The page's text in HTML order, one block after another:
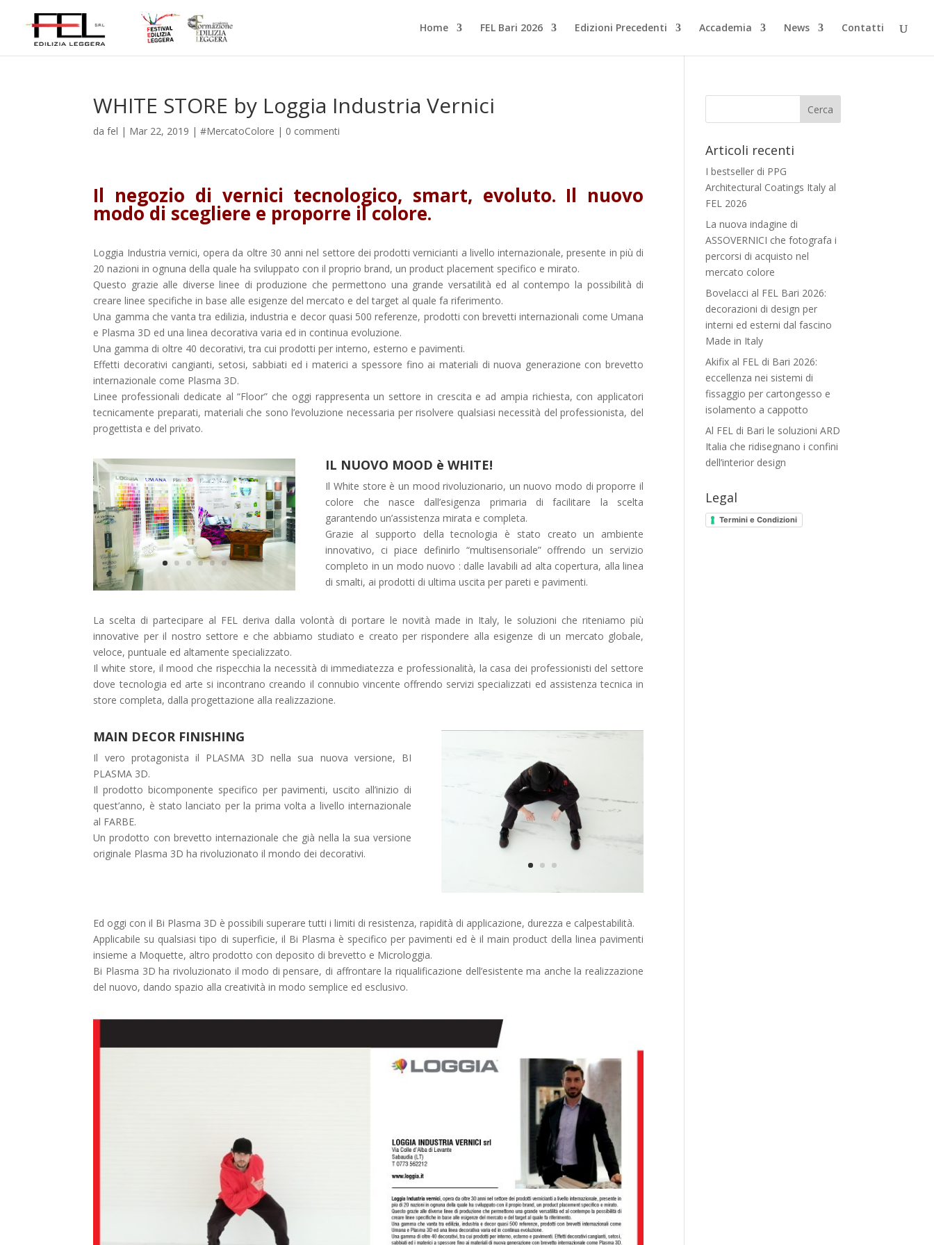
Home FEL Bari 2026 Edizioni Precedenti Accademia News Contatti
WHITE STORE by Loggia Industria Vernici
dafel | Mar 22, 2019 |#MercatoColore | 0 commenti
Il negozio di vernici tecnologico, smart, evoluto. Il nuovo
modo di scegliere e proporre il colore.
Loggia Industria vernici, opera da oltre 30 anni nel settore dei prodotti vernicianti a livello internazionale, presente in più di
20 nazioni in ognuna della quale ha sviluppato con il proprio brand, un product placement specifico e mirato.
Questo grazie alle diverse linee di produzione che permettono una grande versatilità ed al contempo la possibilità di
creare linee specifiche in base alle esigenze del mercato e del target al quale fa riferimento.
Una gamma che vanta tra edilizia, industria e decor quasi 500 referenze, prodotti con brevetti internazionali come Umana
e Plasma 3D ed una linea decorativa varia ed in continua evoluzione.
Una gamma di oltre 40 decorativi, tra cui prodotti per interno, esterno e pavimenti.
Effetti decorativi cangianti, setosi, sabbiati ed i materici a spessore fino ai materiali di nuova generazione con brevetto
internazionale come Plasma 3D.
Linee professionali dedicate al “Floor” che oggi rappresenta un settore in crescita e ad ampia richiesta, con applicatori
tecnicamente preparati, materiali che sono l’evoluzione necessaria per risolvere qualsiasi necessità del professionista, del
progettista e del privato.
IL NUOVO MOOD è WHITE!
Il White store è un mood rivoluzionario, un nuovo modo di proporre il
colore che nasce dall’esigenza primaria di facilitare la scelta
garantendo un’assistenza mirata e completa.
Grazie al supporto della tecnologia è stato creato un ambiente
innovativo, ci piace definirlo “multisensoriale” offrendo un servizio
completo in un modo nuovo : dalle lavabili ad alta copertura, alla linea
di smalti, ai prodotti di ultima uscita per pareti e pavimenti.
La scelta di partecipare al FEL deriva dalla volontà di portare le novità made in Italy, le soluzioni che riteniamo più
innovative per il nostro settore e che abbiamo studiato e creato per rispondere alla esigenze di un mercato globale,
veloce, puntuale ed altamente specializzato.
Il white store, il mood che rispecchia la necessità di immediatezza e professionalità, la casa dei professionisti del settore
dove tecnologia ed arte si incontrano creando il connubio vincente offrendo servizi specializzati ed assistenza tecnica in
store completa, dalla progettazione alla realizzazione.
MAIN DECOR FINISHING
Il vero protagonista il PLASMA 3D nella sua nuova versione, BI
PLASMA 3D.
Il prodotto bicomponente specifico per pavimenti, uscito all’inizio di
quest’anno, è stato lanciato per la prima volta a livello internazionale
al FARBE.
Un prodotto con brevetto internazionale che già nella la sua versione
originale Plasma 3D ha rivoluzionato il mondo dei decorativi.
Ed oggi con il Bi Plasma 3D è possibili superare tutti i limiti di resistenza, rapidità di applicazione, durezza e calpestabilità.
Applicabile su qualsiasi tipo di superficie, il Bi Plasma è specifico per pavimenti ed è il main product della linea pavimenti
insieme a Moquette, altro prodotto con deposito di brevetto e Microloggia.
Bi Plasma 3D ha rivoluzionato il modo di pensare, di affrontare la riqualificazione dell’esistente ma anche la realizzazione
del nuovo, dando spazio alla creatività in modo semplice ed esclusivo.
Articoli recenti
I bestseller di PPG
Architectural Coatings Italy al
FEL 2026
La nuova indagine di
ASSOVERNICI che fotografa i
percorsi di acquisto nel
mercato colore
Bovelacci al FEL Bari 2026:
decorazioni di design per
interni ed esterni dal fascino
Made in Italy
Akifix al FEL di Bari 2026:
eccellenza nei sistemi di
fissaggio per cartongesso e
isolamento a cappotto
Al FEL di Bari le soluzioni ARD
Italia che ridisegnano i confini
dell’interior design
Legal
Termini e Condizioni